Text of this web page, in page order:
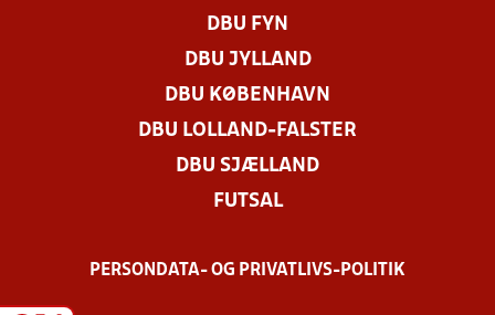
DBU FYN
DBU JYLLAND
DBU KØBENHAVN
DBU LOLLAND-FALSTER
DBU SJÆLLAND
FUTSAL
PERSONDATA- OG PRIVATLIVS-POLITIK